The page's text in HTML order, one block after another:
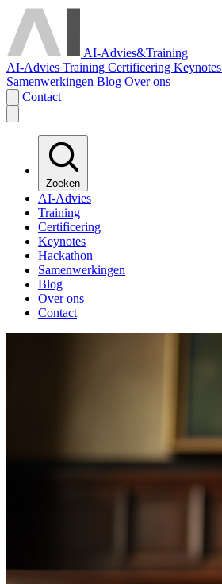
AI-Advies&Training
AI-Advies Training Certificering Keynotes
Samenwerkingen Blog Over ons
Contact
Zoeken
AI-Advies
Training
Certificering
Keynotes
Hackathon
Samenwerkingen
Blog
Over ons
Contact